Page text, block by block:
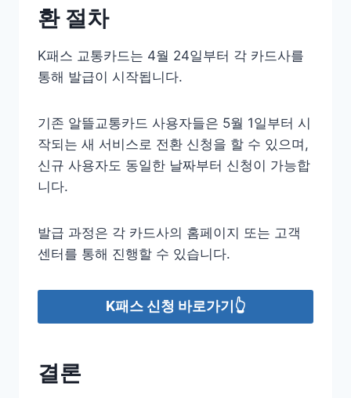
환 절차
K패스 교통카드는 4월 24일부터 각 카드사를
통해 발급이 시작됩니다.
기존 알뜰교통카드 사용자들은 5월 1일부터 시
작되는 새 서비스로 전환 신청을 할 수 있으며,
신규 사용자도 동일한 날짜부터 신청이 가능합
니다.
발급 과정은 각 카드사의 홈페이지 또는 고객
센터를 통해 진행할 수 있습니다.
K패스 신청 바로가기👆
결론